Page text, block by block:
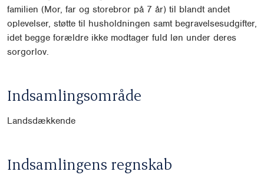
familien (Mor, far og storebror på 7 år) til blandt andet
oplevelser, støtte til husholdningen samt begravelsesudgifter,
idet begge forældre ikke modtager fuld løn under deres
sorgorlov.
Indsamlingsområde
Landsdækkende
Indsamlingens regnskab